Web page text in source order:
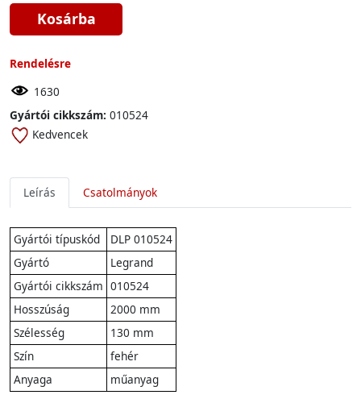
Kosárba
Rendelésre
1630
Gyártói cikkszám: 010524
Kedvencek
Leírás Csatolmányok
Gyártói típuskód
DLP 010524
Gyártó
Legrand
Gyártói cikkszám 010524
Hosszúság
2000 mm
Szélesség
130 mm
Szín
fehér
Anyaga
műanyag